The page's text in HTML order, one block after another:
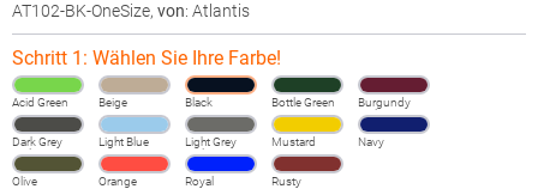
AT102-BK-OneSize, von: Atlantis
Schritt 1: Wählen Sie Ihre Farbe!
Acid Green Beige Black Bottle Green
Burgundy
Melange
Dark Grey
Melange
Light Blue
Light Grey
Melange
Mustard Navy
Olive Orange Royal Rusty